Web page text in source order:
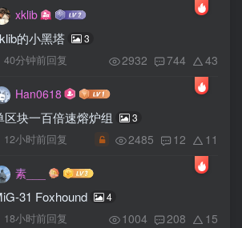
xklib
的小黑塔 3
40分钟前回复 2932 744 43
Han0618
区块一百倍速熔炉组 3
12小时前回复 2485 12 11
素___
31 Foxhound 4
18小时前回复 1004 208 15